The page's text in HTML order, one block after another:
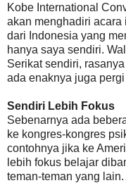
Kobe International
akan menghadiri
dari Indonesia yang
hanya saya sendiri.
Serikat sendiri,
ada enaknya juga
Sendiri Lebih Fokus
Sebenarnya ada
ke kongres-kongres
contohnya jika ke
lebih fokus belajar
teman-teman yang